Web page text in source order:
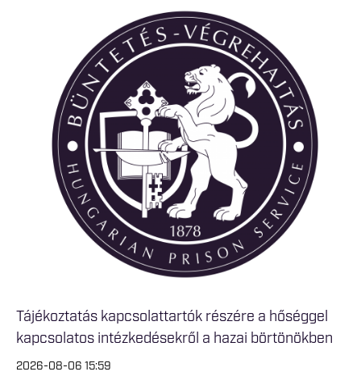
Tájékoztatás kapcsolattartók részére a hőséggel
kapcsolatos intézkedésekről a hazai börtönökben
2026-08-06 15:59